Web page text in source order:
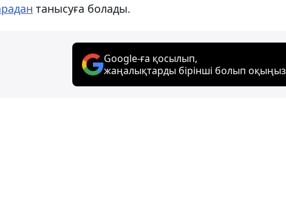
танысуға болады.
Google-ға қосылып,
жаңалықтарды бірінші болып оқыңыз